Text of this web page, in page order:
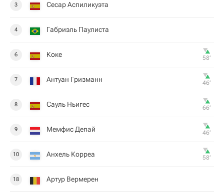
3 Сесар Аспиликуэта
4 Габриэль Паулиста
6 Коке 58‎’‎
7 Антуан Гризманн 46‎’‎
8 Сауль Ньигес 66‎’‎
9 Мемфис Депай 46‎’‎
10 Анхель Корреа 58‎’‎
18 Артур Вермерен